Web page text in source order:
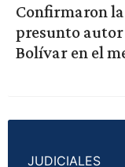
Confirmaron
presunto autor
Bolívar en el
JUDICIALES